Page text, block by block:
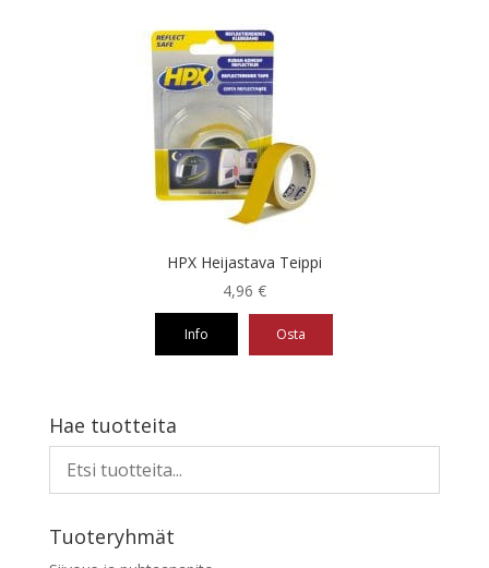
HPX Heijastava Teippi
4,96 €
Info Osta
Hae tuotteita
Tuoteryhmät